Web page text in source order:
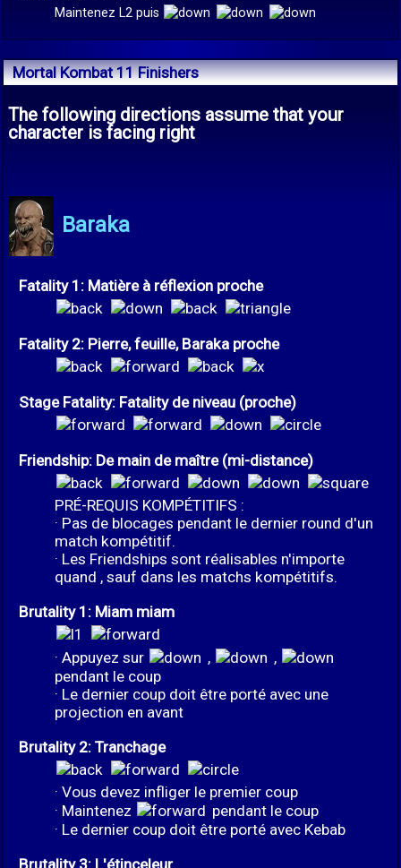
Maintenez L2 puis
Mortal Kombat 11 Finishers
The following directions assume that your
character is facing right
Baraka
Fatality 1: Matière à réflexion proche
Fatality 2: Pierre, feuille, Baraka proche
Stage Fatality: Fatality de niveau (proche)
Friendship: De main de maître (mi-distance)
PRÉ-REQUIS KOMPÉTITIFS :
· Pas de blocages pendant le dernier round d'un
match kompétitif.
· Les Friendships sont réalisables n'importe
quand , sauf dans les matchs kompétitifs.
Brutality 1: Miam miam
· Appuyez sur ,
,
pendant le coup
· Le dernier coup doit être porté avec une
projection en avant
Brutality 2: Tranchage
· Vous devez infliger le premier coup
· Maintenez
pendant le coup
· Le dernier coup doit être porté avec Kebab